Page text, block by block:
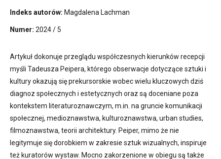
Indeks autorów: Magdalena Lachman
Numer: 2024 / 5
Artykuł dokonuje przeglądu współczesnych kierunków recepcji
myśli Tadeusza Peipera, którego obserwacje dotyczące sztuki i
kultury okazują się prekursorskie wobec wielu kluczowych dziś
diagnoz społecznych i estetycznych oraz są doceniane poza
kontekstem literaturoznawczym, m.in. na gruncie komunikacji
społecznej, medioznawstwa, kulturoznawstwa, urban studies,
filmoznawstwa, teorii architektury. Peiper, mimo że nie
legitymuje się dorobkiem w zakresie sztuk wizualnych, inspiruje
też kuratorów wystaw. Mocno zakorzenione w obiegu są także